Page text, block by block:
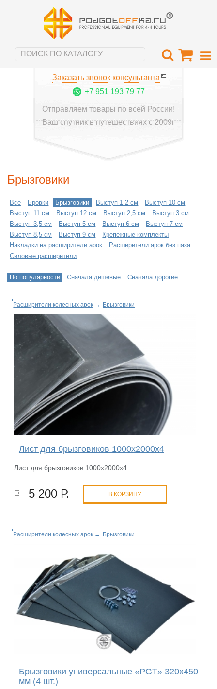
Заказать звонок консультанта
+7 951 193 79 77
Отправляем товары по всей России!
Ваш спутник в путешествиях с 2009г
Брызговики
Все Бровки Брызговики Выступ 1.2 см
Выступ 10 см
Выступ 11 см
Выступ 12 см Выступ 2,5 см
Выступ 3 см
Выступ 3,5 см
Выступ 5 см Выступ 6 см
Выступ 7 см
Выступ 8,5 см
Выступ 9 см
Крепежные комплекты
Накладки на расширители арок
Расширители арок без паза
Силовые расширители
По популярности Сначала дешевые Сначала дорогие
Расширители колесных арок → Брызговики
Лист для брызговиков 1000х2000х4
Лист для брызговиков 1000х2000х4
5 200 Р. В КОРЗИНУ
Расширители колесных арок → Брызговики
Брызговики универсальные «PGT» 320х450
мм (4 шт.)